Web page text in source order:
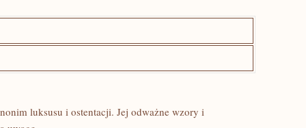
‍luksusu i ostentacji. Jej odważne wzory i